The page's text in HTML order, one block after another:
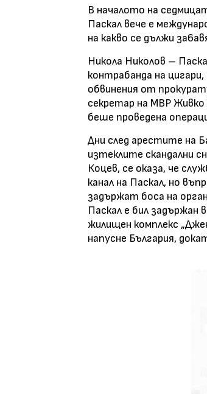
В началото на
Паскал вече е
на какво се дължи
Никола Николов –
контрабанда на
обвинения от
секретар на МВР
беше проведена
Дни след арестите на
изтеклите скандални
Коцев, се оказа, че
канал на Паскал, но
задържат боса на
Паскал е бил задържан
жилищен комплекс
напусне България,